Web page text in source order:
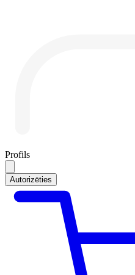
Profils
Autorizēties